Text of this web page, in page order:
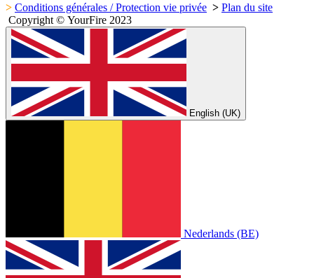
> Conditions générales / Protection vie privée > Plan du site
Copyright © YourFire 2023
English (UK)
Nederlands (BE)